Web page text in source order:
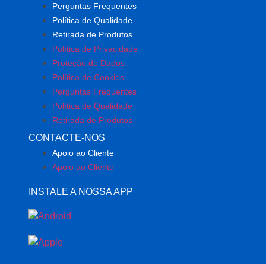
Perguntas Frequentes
Política de Qualidade
Retirada de Produtos
Política de Privacidade
Proteção de Dados
Política de Cookies
Perguntas Frequentes
Política de Qualidade
Retirada de Produtos
CONTACTE-NOS
Apoio ao Cliente
Apoio ao Cliente
INSTALE A NOSSA APP